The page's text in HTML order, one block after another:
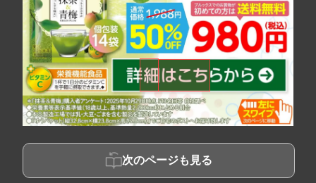
次のページも見る